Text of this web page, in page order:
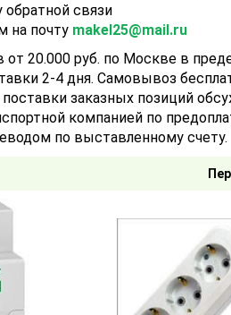
связи
на почту makel25@mail.ru
от 20.000 руб. по Москве в
2-4 дня. Самовывоз
поставки заказных позиций
компанией по
по выставленному счету.